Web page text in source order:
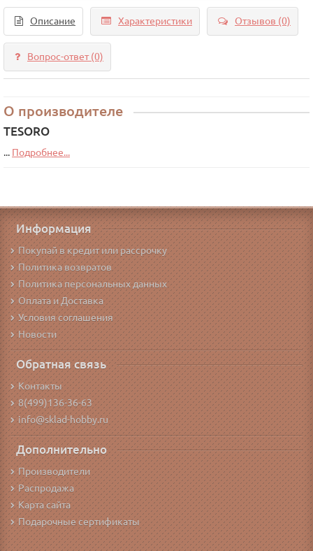
Описание Характеристики Отзывов (0)
Вопрос-ответ(0)
О производителе
TESORO
... Подробнее...
Информация
Покупай в кредит или рассрочку
Политика возвратов
Политика персональных данных
Оплата и Доставка
Условия соглашения
Новости
Обратная связь
Контакты
8(499)136-36-63
info@sklad-hobby.ru
Дополнительно
Производители
Распродажа
Карта сайта
Подарочные сертификаты